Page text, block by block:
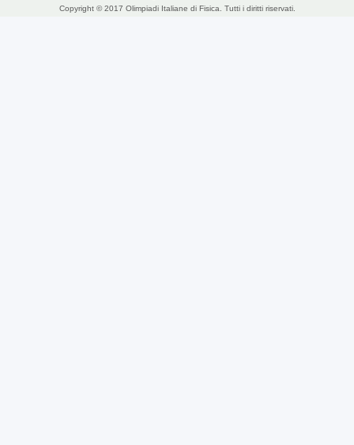
Copyright © 2017 Olimpiadi Italiane di Fisica. Tutti i diritti riservati.